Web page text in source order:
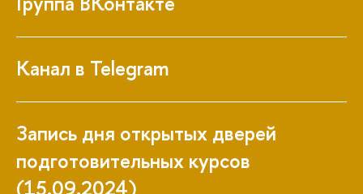
Канал в Telegram
Запись дня открытых дверей
подготовительных курсов
(15.09.2024)